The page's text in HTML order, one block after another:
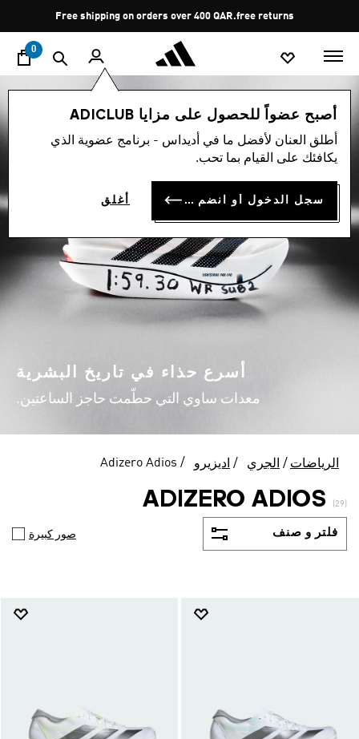
Pause
promotion
rotation
Free shipping on orders over 400 QAR.free returns
0
أصبح عضواً للحصول على مزايا ADICLUB
أطلق العنان لأفضل ما في أديداس - برنامج عضوية الذي
يكافئك على القيام بما تحب.
سجل الدخول أو انضم الآن أغلق
أسرع حذاء في تاريخ البشرية
معدات ساوي التي حطّمت حاجز الساعتين.
الرياضات الجري اديزيرو Adizero Adios
ADIZERO ADIOS (29)
فلتر و صنف صور كبيرة